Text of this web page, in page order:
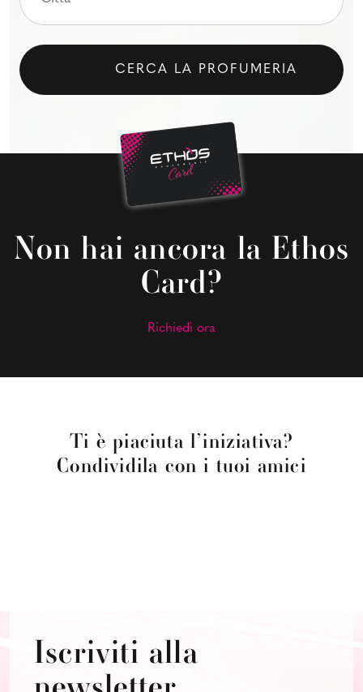
CERCA LA PROFUMERIA
Non hai ancora la Ethos
Card?
Richiedi ora
Ti è piaciuta l’iniziativa?
Condividila con i tuoi amici
Iscriviti alla